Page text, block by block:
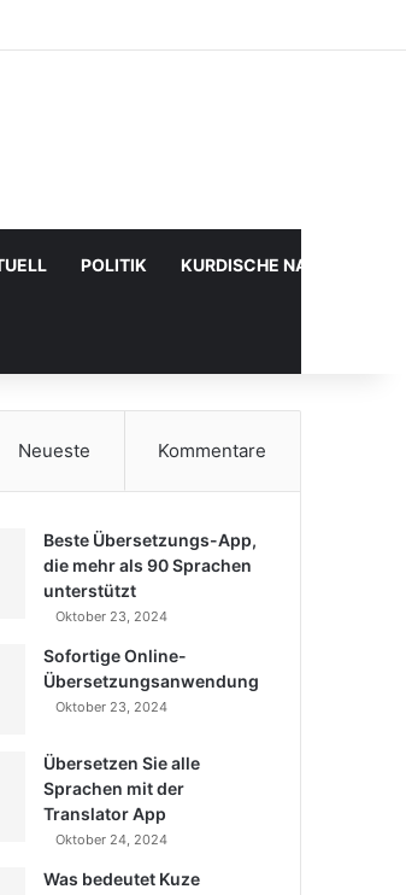
POLITIK KURDISCHE
Neueste Kommentare
Beste Übersetzungs-App,
die mehr als 90 Sprachen
unterstützt
Oktober 23, 2024
Sofortige Online-
Übersetzungsanwendung
Oktober 23, 2024
Übersetzen Sie alle
Sprachen mit der
Translator App
Oktober 24, 2024
Was bedeutet Kuze